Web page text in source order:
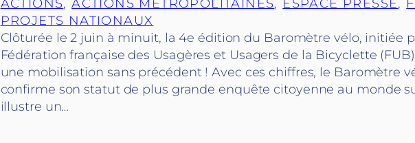
ACTIONS, ACTIONS MÉTROPOLITAINES, ESPACE PRESSE,
PROJETS NATIONAUX
Clôturée le 2 juin à minuit, la 4e édition du Baromètre vélo, initiée
Fédération française des Usagères et Usagers de la Bicyclette
une mobilisation sans précédent ! Avec ces chiffres, le Baromètre
confirme son statut de plus grande enquête citoyenne au monde
illustre un…